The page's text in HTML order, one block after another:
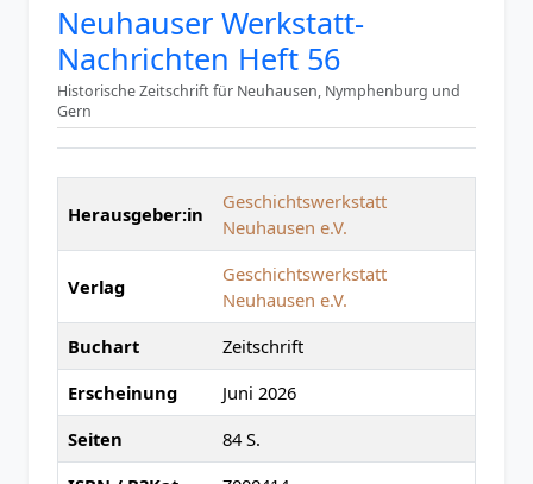
Neuhauser Werkstatt-
Nachrichten Heft 56
Historische Zeitschrift für Neuhausen, Nymphenburg und
Gern
Herausgeber:in
Geschichtswerkstatt
Neuhausen e.V.
Verlag
Geschichtswerkstatt
Neuhausen e.V.
Buchart
Zeitschrift
Erscheinung
Juni 2026
Seiten
84 S.